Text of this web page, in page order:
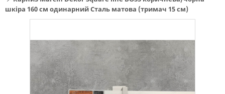
шкіра 160 см одинарний Сталь матова (тримач 15 см)